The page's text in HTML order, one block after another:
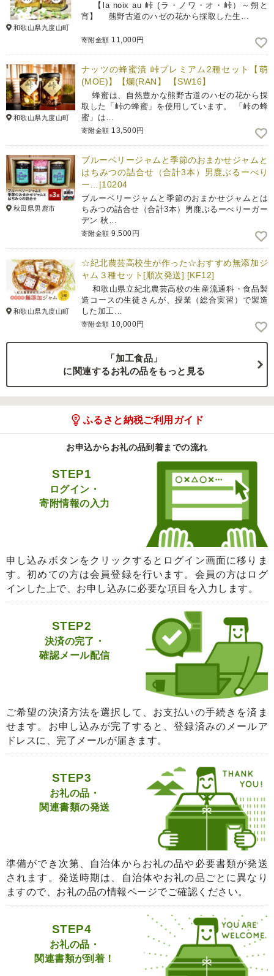
和歌山県九度山町
【la noix au 峠 (ラ・ノワ・オ・峠）～朔と
宵】 熊野古道のハゼの花から採取した生…
寄附金額 11,000円
和歌山県九度山町
ナッツの蜂蜜漬 峠プレミアム2種セット【萌
(MOE)】【爛(RAN】 【SW16】
蜂蜜は、自然豊かな熊野古道のハゼの花から採
取した「峠の蜂蜜」を使用しています。 「峠の蜂
蜜」は…
寄附金額 13,500円
秋田県男鹿市
ブルーベリージャムと季節のおまかせジャムと
はちみつの詰合せ（合計3本）男鹿ぶるーべり
ー…|10204
ブルーベリージャムと季節のおまかせジャムとは
ちみつの詰合せ（合計3本）男鹿ぶるーべりーガー
デン 秋…
寄附金額 9,500円
和歌山県九度山町
☆紀北農芸高校生が作った☆おすすめ無添加ジ
ャム３種セット[順次発送] [KF12]
和歌山県立紀北農芸高校の生産流通科・食品製
造コースの生徒さんが、授業（総合実習）で製造
した加工…
寄附金額 10,000円
「加工食品」
に関連するお礼の品をもっと見る
ふるさと納税ご利用ガイド
お申込からお礼の品到着までの流れ
STEP1
ログイン・
寄附情報の入力
申し込みボタンをクリックするとログイン画面に移りま
す。初めての方は会員登録を行います。会員の方はログ
インした上で、お申し込みに必要な項目を入力します。
STEP2
決済の完了・
確認メール配信
ご希望の決済方法を選択して、お支払いの手続きを済ま
せます。お申し込みが完了すると、登録済みのメールア
ドレスに、完了メールが届きます。
STEP3
お礼の品・
関連書類の発送
準備ができ次第、自治体からお礼の品や必要書類が発送
されます。発送時期は、自治体やお礼の品ごとに異なり
ますので、お礼の品の情報ページでご確認ください。
STEP4
お礼の品・
関連書類が到着！